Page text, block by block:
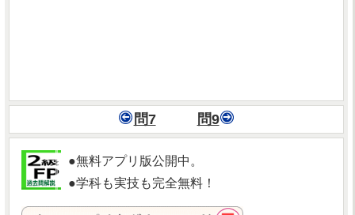
問7 問9
●無料アプリ版公開中。
●学科も実技も完全無料！